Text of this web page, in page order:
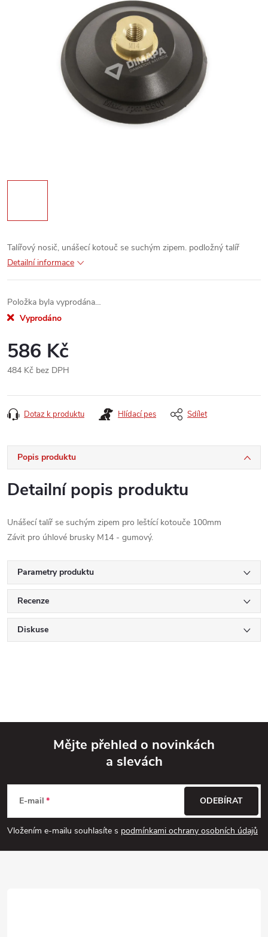
Talířový nosič, unášecí kotouč se suchým zipem. podložný talíř
Detailní informace
Položka byla vyprodána…
Vyprodáno
586 Kč
484 Kč bez DPH
cena:
Dotaz k produktu Hlídací pes Sdílet
Popis produktu
Detailní popis produktu
Unášecí talíř se suchým zipem pro leštící kotouče 100mm
Závit pro úhlové brusky M14 - gumový.
Parametry produktu
Recenze
Diskuse
p
a
Mějte přehled o novinkách
a slevách
E-mail
Vložením e-mailu souhlasíte s podmínkami ochrany osobních údajů
ODEBÍRAT